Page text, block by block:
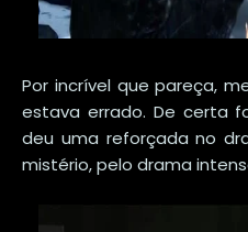
Por incrível que pareça,
estava errado. De certa
deu uma reforçada no
mistério, pelo drama